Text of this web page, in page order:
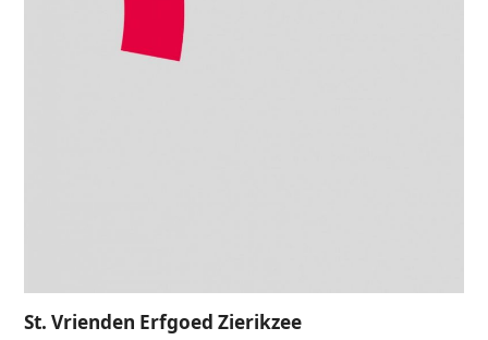
St. Vrienden Erfgoed Zierikzee